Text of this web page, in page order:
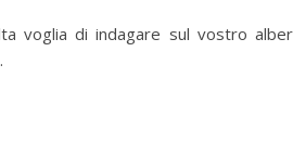
voglia di indagare sul vostro